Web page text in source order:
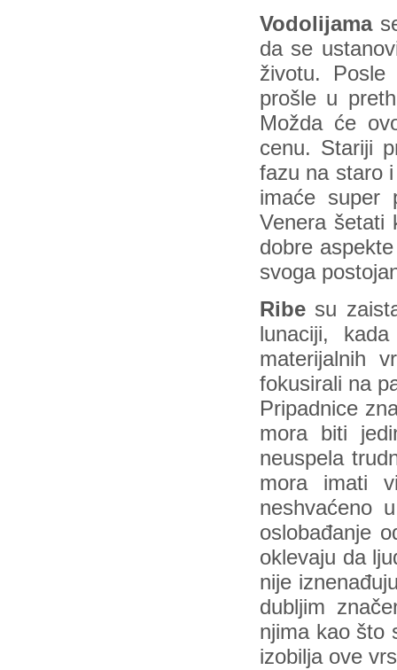
Vodolijama
da se
životu. Posle
prošle u
Možda će
cenu. Stariji
fazu na staro
imaće super
Venera šetati
dobre
svoga
Ribe su
lunaciji,
materijalnih
fokusirali na
Pripadnice
mora biti
neuspela
mora imati
neshvaćeno
oslobađanje
oklevaju da
nije
dubljim
njima kao što
izobilja ove